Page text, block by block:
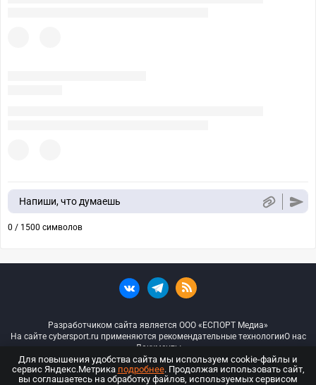
Напиши, что думаешь
0 / 1500 символов
Разработчиком сайта является ООО «ЕСПОРТ Медиа»
На сайте cybersport.ru применяются рекомендательные технологииО нас
Документы
© ООО «Киберспорт.ру» — Все права защищены
Для повышения удобства сайта мы используем cookie-файлы и
сервис Яндекс.Метрика подробнее. Продолжая использовать сайт,
вы соглашаетесь на обработку файлов, используемых сервисом